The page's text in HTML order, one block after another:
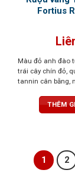
Fortius
Màu đỏ anh đào
trái cây chín đỏ,
tannin cân bằng,
THÊM
1 2